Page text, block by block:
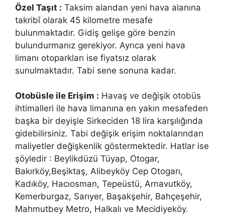
Özel Taşıt : Taksim alandan yeni hava alanına
takribî olarak 45 kilometre mesafe
bulunmaktadır. Gidiş gelişe göre benzin
bulundurmanız gerekiyor. Ayrıca yeni hava
limanı otoparkları ise fiyatsız olarak
sunulmaktadır. Tabi sene sonuna kadar.
Otobüsle ile Erişim : Havaş ve değişik otobüs
ihtimalleri ile hava limanına en yakın mesafeden
başka bir deyişle Sirkeciden 18 lira karşılığında
gidebilirsiniz. Tabi değişik erişim noktalarından
maliyetler değişkenlik göstermektedir. Hatlar ise
şöyledir : Beylikdüzü Tüyap, Otogar,
Bakırköy,Beşiktaş, Alibeyköy Cep Otogarı,
Kadıköy, Hacıosman, Tepeüstü, Arnavutköy,
Kemerburgaz, Sarıyer, Başakşehir, Bahçeşehir,
Mahmutbey Metro, Halkalı ve Mecidiyeköy.